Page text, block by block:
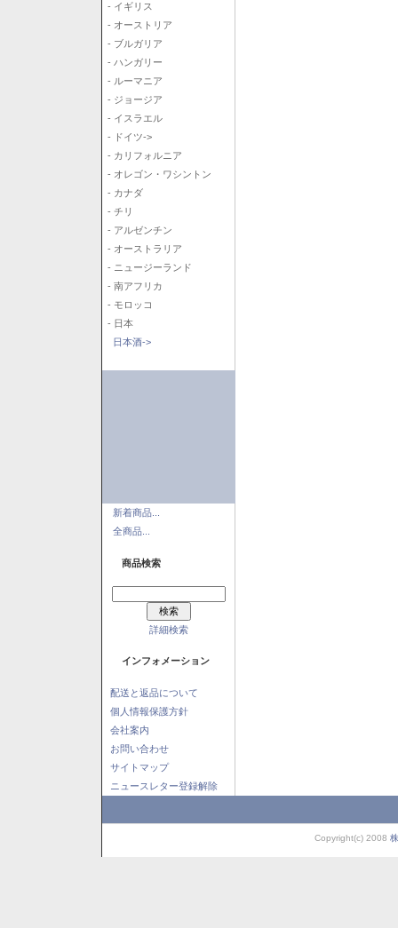
- イギリス
- オーストリア
- ブルガリア
- ハンガリー
- ルーマニア
- ジョージア
- イスラエル
- ドイツ->
- カリフォルニア
- オレゴン・ワシントン
- カナダ
- チリ
- アルゼンチン
- オーストラリア
- ニュージーランド
- 南アフリカ
- モロッコ
- 日本
日本酒->
新着商品...
全商品...
商品検索
詳細検索
インフォメーション
配送と返品について
個人情報保護方針
会社案内
お問い合わせ
サイトマップ
ニュースレター登録解除
Copyright(c) 2008